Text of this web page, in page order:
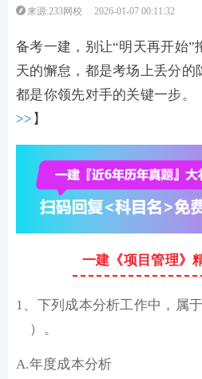
来源:233网校 2026-01-07 00:11:32
备考一建，别让“明天再开始”
天的懈怠，都是考场上丢分的
都是你领先对手的关键一步。
>> 】
一建《项目管理》
1、下列成本分析工作中，属
）。
A.年度成本分析